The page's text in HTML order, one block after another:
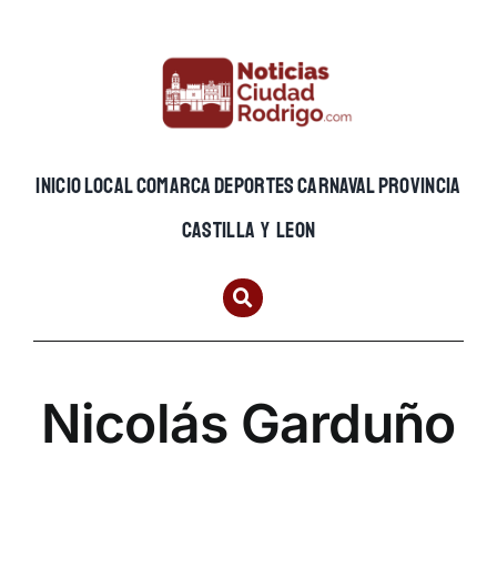
INICIOLOCALCOMARCADEPORTESCARNAVALPROVINCIA
CASTILLA Y LEON
Nicolás Garduño